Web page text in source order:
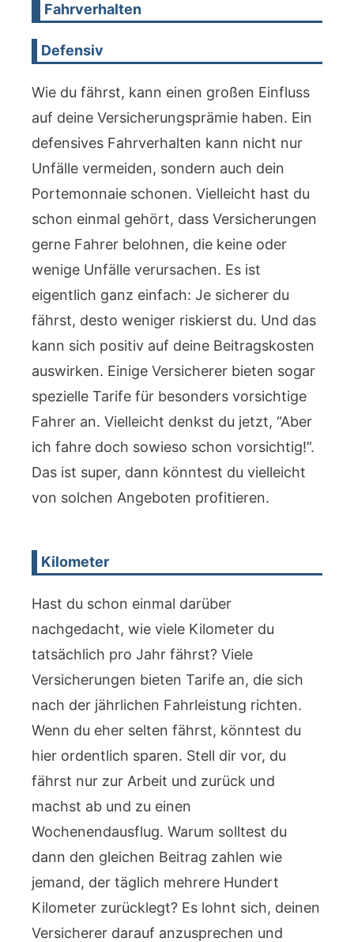
Fahrverhalten
Defensiv
Wie du fährst, kann einen großen Einfluss
auf deine Versicherungsprämie haben. Ein
defensives Fahrverhalten kann nicht nur
Unfälle vermeiden, sondern auch dein
Portemonnaie schonen. Vielleicht hast du
schon einmal gehört, dass Versicherungen
gerne Fahrer belohnen, die keine oder
wenige Unfälle verursachen. Es ist
eigentlich ganz einfach: Je sicherer du
fährst, desto weniger riskierst du. Und das
kann sich positiv auf deine Beitragskosten
auswirken. Einige Versicherer bieten sogar
spezielle Tarife für besonders vorsichtige
Fahrer an. Vielleicht denkst du jetzt, “Aber
ich fahre doch sowieso schon vorsichtig!”.
Das ist super, dann könntest du vielleicht
von solchen Angeboten profitieren.
Kilometer
Hast du schon einmal darüber
nachgedacht, wie viele Kilometer du
tatsächlich pro Jahr fährst? Viele
Versicherungen bieten Tarife an, die sich
nach der jährlichen Fahrleistung richten.
Wenn du eher selten fährst, könntest du
hier ordentlich sparen. Stell dir vor, du
fährst nur zur Arbeit und zurück und
machst ab und zu einen
Wochenendausflug. Warum solltest du
dann den gleichen Beitrag zahlen wie
jemand, der täglich mehrere Hundert
Kilometer zurücklegt? Es lohnt sich, deinen
Versicherer darauf anzusprechen und